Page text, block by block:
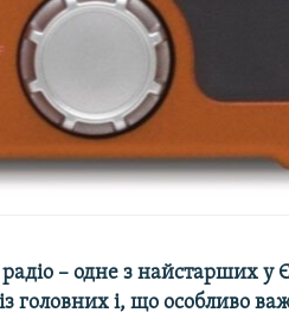
– одне з найстарших у
головних і, що особливо